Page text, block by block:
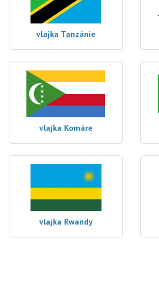
vlajka Tanzánie
vlajka Komáre
vlajka Rwandy